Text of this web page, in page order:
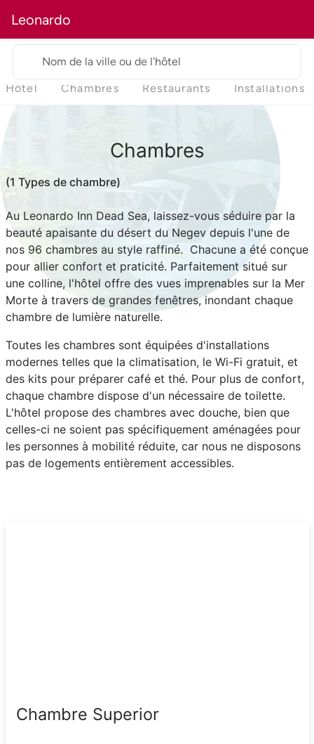
Leonardo
Nom de la ville ou de l'hôtel
Hôtel Chambres Restaurants Installations
Chambres
(1 Types de chambre)
Au Leonardo Inn Dead Sea, laissez-vous séduire par la
beauté apaisante du désert du Negev depuis l'une de
nos 96 chambres au style raffiné. Chacune a été conçue
pour allier confort et praticité. Parfaitement situé sur
une colline, l'hôtel offre des vues imprenables sur la Mer
Morte à travers de grandes fenêtres, inondant chaque
chambre de lumière naturelle.
Toutes les chambres sont équipées d'installations
modernes telles que la climatisation, le Wi-Fi gratuit, et
des kits pour préparer café et thé. Pour plus de confort,
chaque chambre dispose d'un nécessaire de toilette.
L'hôtel propose des chambres avec douche, bien que
celles-ci ne soient pas spécifiquement aménagées pour
les personnes à mobilité réduite, car nous ne disposons
pas de logements entièrement accessibles.
Chambre Superior